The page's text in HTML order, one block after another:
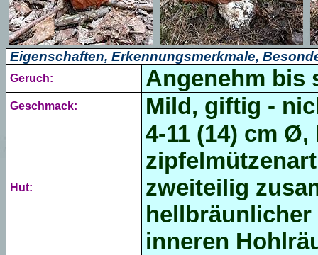
Eigenschaften, Erkennungsmerkmale,
Geruch: Angenehm bis
Geschmack: Mild, giftig -
Hut:
4-11 (14) cm
zweiteilig
inneren